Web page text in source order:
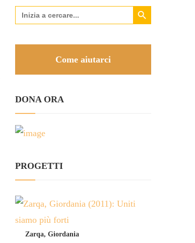
Search
for:
Search Button
Come aiutarci
DONA ORA
PROGETTI
Zarqa, Giordania